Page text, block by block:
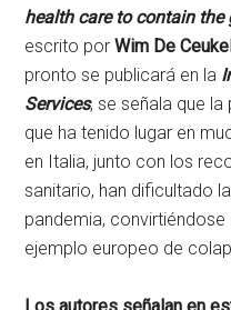
health care to contain
escrito porWim De
pronto se publicará en la
Services, se señala que
que ha tenido lugar en
en Italia, junto con los
sanitario, han dificultado
pandemia,
ejemplo europeo de